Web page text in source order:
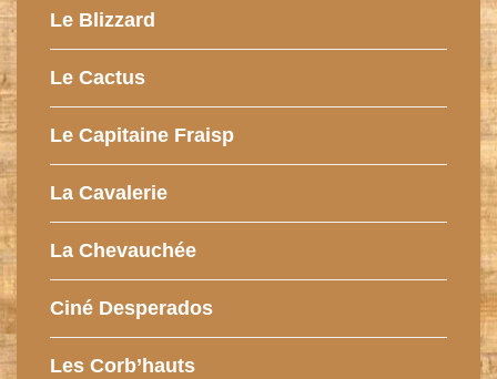
Le Blizzard
Le Cactus
Le Capitaine Fraisp
La Cavalerie
La Chevauchée
Ciné Desperados
Les Corb’hauts